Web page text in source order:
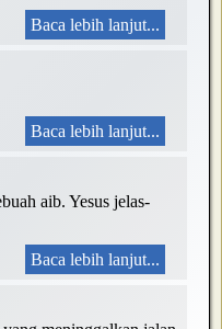
Baca lebih lanjut...
Baca lebih lanjut...
aib. Yesus jelas-
Baca lebih lanjut...